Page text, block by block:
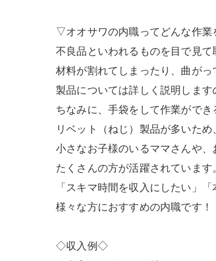
▽オオサワの内職ってどんな作
不良品といわれるものを目で見て
材料が割れてしまったり、曲が
製品については詳しく説明します
ちなみに、手袋をして作業ができ
リベット（ねじ）製品が多いた
小さなお子様のいるママさんや
たくさんの方が活躍されています。
「スキマ時間を収入にしたい」
様々な方におすすめの内職です！
◇収入例◇